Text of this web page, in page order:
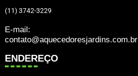
(11) 3742-3229
E-mail:
contato@aquecedoresjardins.com.br
ENDEREÇO